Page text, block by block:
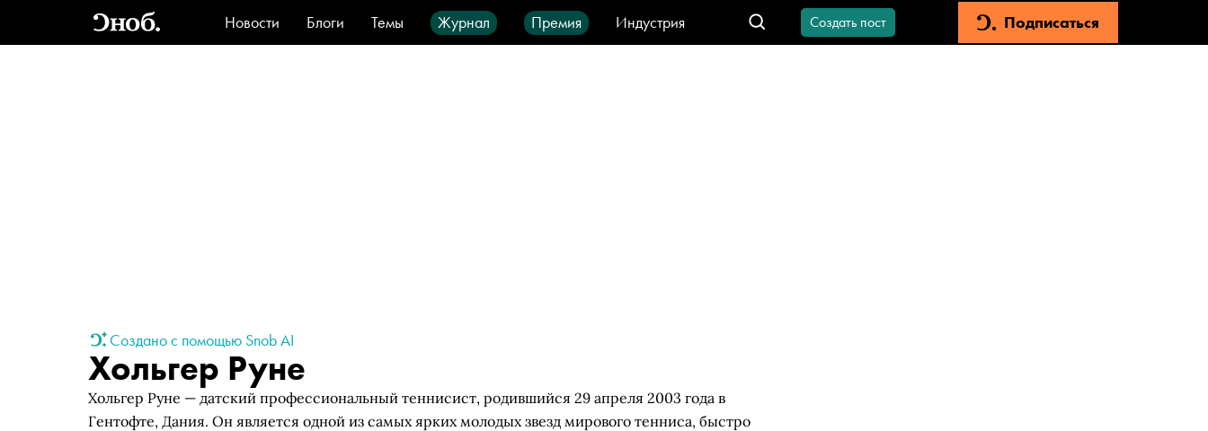
Новости Блоги Темы Журнал Премия
Индустрия
Стиль
Видео Город IT-продукты
Создать пост Подписаться
Создано с помощью Snob AI
Хольгер Руне
Хольгер Руне — датский профессиональный теннисист, родившийся 29 апреля 2003 года в
Гентофте, Дания. Он является одной из самых ярких молодых звезд мирового тенниса, быстро